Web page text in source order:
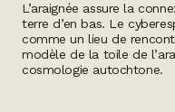
L’araignée assure la
terre d’en bas. Le
comme un lieu de
modèle de la toile de
cosmologie autochtone.